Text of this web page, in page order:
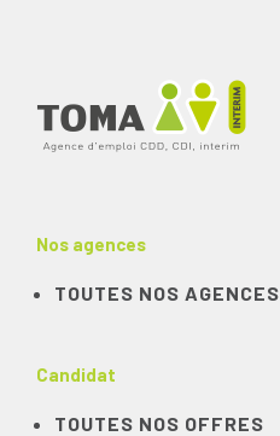
Nos agences
TOUTES NOS AGENCES
Candidat
TOUTES NOS OFFRES